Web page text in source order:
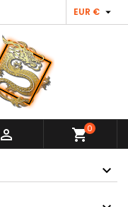
EUR € 
 shopping_cart0